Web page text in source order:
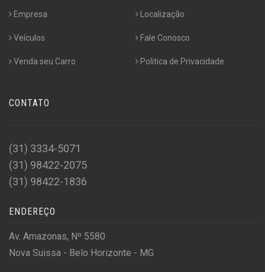
Empresa
Veículos
Venda seu Carro
Localização
Fale Conosco
Politica de Privacidade
CONTATO
(31) 3334-5071
(31) 98422-2075
(31) 98422-1836
ENDEREÇO
Av. Amazonas, Nº 5580
Nova Suissa - Belo Horizonte - MG